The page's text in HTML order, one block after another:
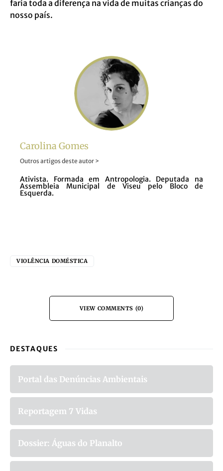
faria toda a diferença na vida de muitas crianças do
nosso país.
Carolina Gomes
Outros artigos deste autor >
Ativista. Formada em Antropologia. Deputada na
Assembleia Municipal de Viseu pelo Bloco de
Esquerda.
VIOLÊNCIA DOMÉSTICA
VIEW COMMENTS (0)
DESTAQUES
Portal das Denúncias Ambientais
Reportagem 7 Vidas
Dossier: Águas do Planalto